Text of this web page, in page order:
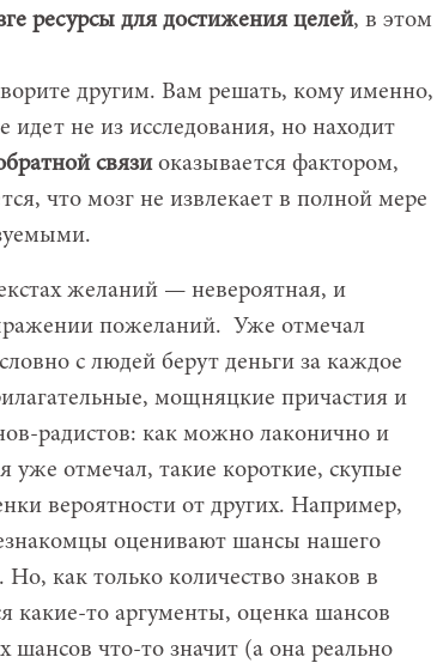
ресурсы для достижения целей, в этом
другим. Вам решать, кому именно,
не из исследования, но находит
связиоказывается фактором,
что мозг не извлекает в полной мере
желаний — невероятная, и
пожеланий. Уже отмечал
с людей берут деньги за каждое
мощняцкие причастия и
радистов: как можно лаконично и
уже отмечал, такие короткие, скупые
вероятности от других. Например,
оценивают шансы нашего
как только количество знаков в
какие-то аргументы, оценка шансов
шансов что-то значит (а она реально